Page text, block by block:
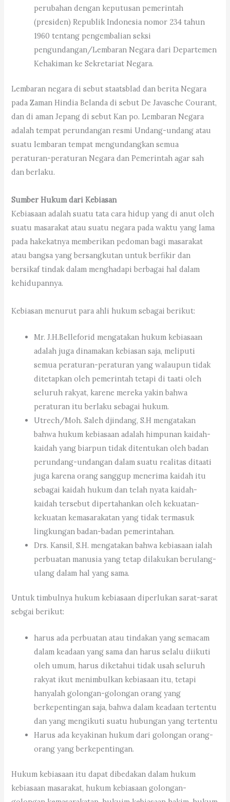
perubahan dengan keputusan pemerintah
(presiden) Republik Indonesia nomor 234 tahun
1960 tentang pengembalian seksi
pengundangan/Lembaran Negara dari Departemen
Kehakiman ke Sekretariat Negara.
Lembaran negara di sebut staatsblad dan berita Negara
pada Zaman Hindia Belanda di sebut De Javasche Courant,
dan di aman Jepang di sebut Kan po. Lembaran Negara
adalah tempat perundangan resmi Undang-undang atau
suatu lembaran tempat mengundangkan semua
peraturan-peraturan Negara dan Pemerintah agar sah
dan berlaku.
Sumber Hukum dari Kebiasan
Kebiasaan adalah suatu tata cara hidup yang di anut oleh
suatu masarakat atau suatu negara pada waktu yang lama
pada hakekatnya memberikan pedoman bagi masarakat
atau bangsa yang bersangkutan untuk berfikir dan
bersikaf tindak dalam menghadapi berbagai hal dalam
kehidupannya.
Kebiasan menurut para ahli hukum sebagai berikut:
Mr. J.H.Belleforid mengatakan hukum kebiasaan
adalah juga dinamakan kebiasan saja, meliputi
semua peraturan-peraturan yang walaupun tidak
ditetapkan oleh pemerintah tetapi di taati oleh
seluruh rakyat, karene mereka yakin bahwa
peraturan itu berlaku sebagai hukum.
Utrech/Moh. Saleh djindang, S.H mengatakan
bahwa hukum kebiasaan adalah himpunan kaidah-
kaidah yang biarpun tidak ditentukan oleh badan
perundang-undangan dalam suatu realitas ditaati
juga karena orang sanggup menerima kaidah itu
sebagai kaidah hukum dan telah nyata kaidah-
kaidah tersebut dipertahankan oleh kekuatan-
kekuatan kemasarakatan yang tidak termasuk
lingkungan badan-badan pemerintahan.
Drs. Kansil, S.H. mengatakan bahwa kebiasaan ialah
perbuatan manusia yang tetap dilakukan berulang-
ulang dalam hal yang sama.
Untuk timbulnya hukum kebiasaan diperlukan sarat-sarat
sebgai berikut:
harus ada perbuatan atau tindakan yang semacam
dalam keadaan yang sama dan harus selalu diikuti
oleh umum, harus diketahui tidak usah seluruh
rakyat ikut menimbulkan kebiasaan itu, tetapi
hanyalah golongan-golongan orang yang
berkepentingan saja, bahwa dalam keadaan tertentu
dan yang mengikuti suatu hubungan yang tertentu
Harus ada keyakinan hukum dari golongan orang-
orang yang berkepentingan.
Hukum kebiasaan itu dapat dibedakan dalam hukum
kebiasaan masarakat, hukum kebiasaan golongan-